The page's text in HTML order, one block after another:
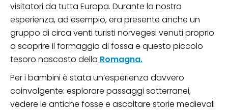
visitatori da tutta Europa. Durante la nostra
esperienza, ad esempio, era presente anche un
gruppo di circa venti turisti norvegesi venuti proprio
a scoprire il formaggio di fossa e questo piccolo
tesoro nascosto della Romagna.
Per i bambini è stata un’esperienza davvero
coinvolgente: esplorare passaggi sotterranei,
vedere le antiche fosse e ascoltare storie medievali